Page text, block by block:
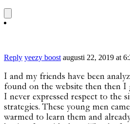
Reply yeezy boost augusti 22, 2019 at
I and my friends have been
found on the website then then I
I never expressed respect to the
strategies. These young men
warmed to learn them and